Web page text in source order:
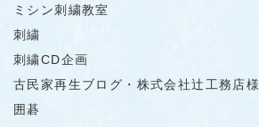
ミシン刺繍教室
刺繍
刺繍CD企画
古民家再生ブログ・株式会社辻工務店様
囲碁